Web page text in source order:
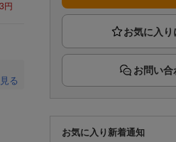
円
る
お問い合
お気に入り新着通知